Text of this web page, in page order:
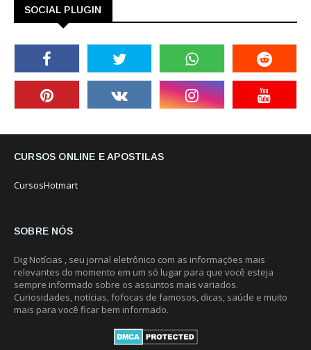
SOCIAL PLUGIN
CURSOS ONLINE E APOSTILAS
CursosHotmart
SOBRE NÓS
Dig Notícias , seu jornal eletrônico com as informações mais
relevantes do momento em um só lugar para que você esteja
sempre informado sobre os assuntos mais variados.
Curiosidades, notícias, fofocas de famosos, dicas, saúde e muito
mais para você ficar bem informado.